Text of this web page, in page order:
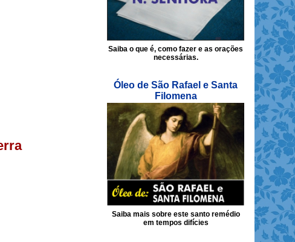
Saiba o que é, como fazer e as orações
necessárias.
Óleo de São Rafael e Santa
Filomena
Saiba mais sobre este santo remédio
em tempos difícies